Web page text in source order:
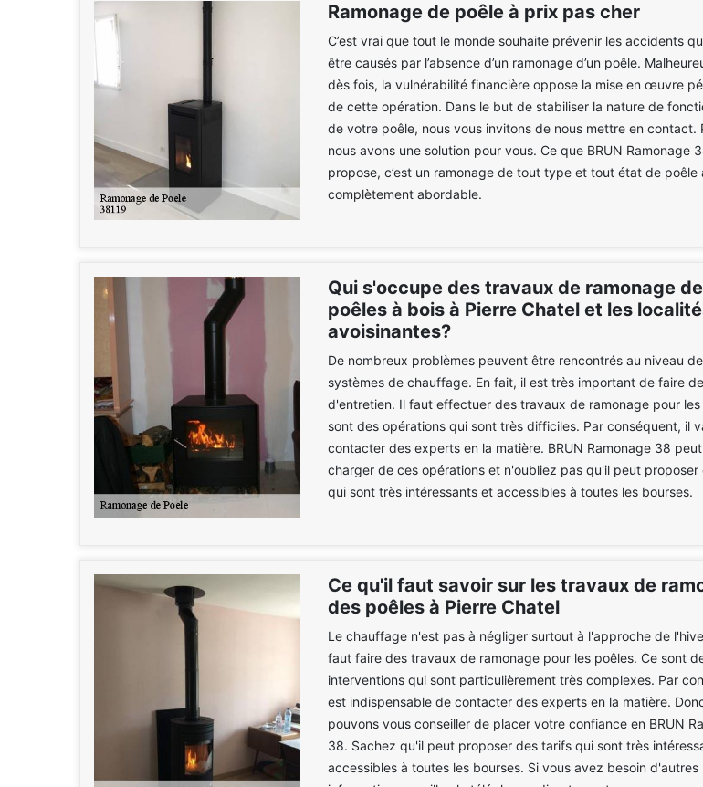
Ramonage de poêle à prix pas cher
C’est vrai que tout le monde souhaite prévenir les accidents
être causés par l’absence d’un ramonage d’un poêle.
dès fois, la vulnérabilité financière oppose la mise en œuvre
de cette opération. Dans le but de stabiliser la nature de
de votre poêle, nous vous invitons de nous mettre en contact.
nous avons une solution pour vous. Ce que BRUN Ramonage
propose, c’est un ramonage de tout type et tout état de poêle
complètement abordable.
Qui s'occupe des travaux de ramonage
poêles à bois à Pierre Chatel et les
avoisinantes?
De nombreux problèmes peuvent être rencontrés au niveau
systèmes de chauffage. En fait, il est très important de faire
d'entretien. Il faut effectuer des travaux de ramonage pour les
sont des opérations qui sont très difficiles. Par conséquent, il
contacter des experts en la matière. BRUN Ramonage 38
charger de ces opérations et n'oubliez pas qu'il peut proposer
qui sont très intéressants et accessibles à toutes les bourses.
Ce qu'il faut savoir sur les travaux de
des poêles à Pierre Chatel
Le chauffage n'est pas à négliger surtout à l'approche de
faut faire des travaux de ramonage pour les poêles. Ce sont
interventions qui sont particulièrement très complexes. Par
est indispensable de contacter des experts en la matière.
pouvons vous conseiller de placer votre confiance en BRUN
38. Sachez qu'il peut proposer des tarifs qui sont très
accessibles à toutes les bourses. Si vous avez besoin d'autres